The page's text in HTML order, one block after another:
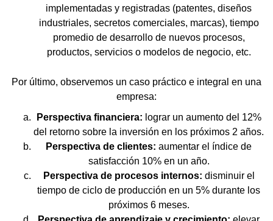
implementadas y registradas (patentes, diseños
industriales, secretos comerciales, marcas), tiempo
promedio de desarrollo de nuevos procesos,
productos, servicios o modelos de negocio, etc.
Por último, observemos un caso práctico e integral en una
empresa:
Perspectiva financiera: lograr un aumento del 12%
del retorno sobre la inversión en los próximos 2 años.
Perspectiva de clientes: aumentar el índice de
satisfacción 10% en un año.
Perspectiva de procesos internos: disminuir el
tiempo de ciclo de producción en un 5% durante los
próximos 6 meses.